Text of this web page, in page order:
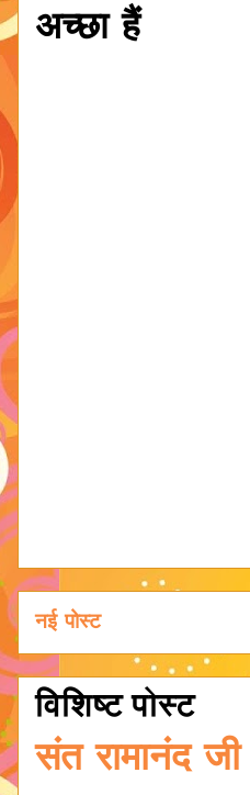
अच्छा हैं
नई पोस्ट
विशिष्ट पोस्ट
संत रामानंद